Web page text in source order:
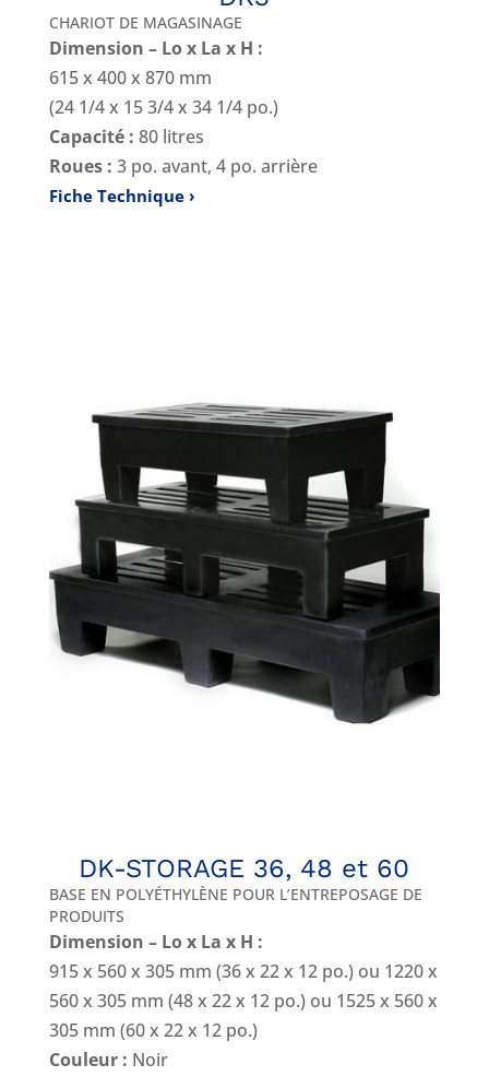
CHARIOT DE MAGASINAGE
Dimension – Lo x La x H :
615 x 400 x 870 mm
(24 1/4 x 15 3/4 x 34 1/4 po.)
Capacité : 80 litres
Roues : 3 po. avant, 4 po. arrière
Fiche Technique
DK-STORAGE 36, 48 et 60
BASE EN POLYÉTHYLÈNE POUR L’ENTREPOSAGE DE
PRODUITS
Dimension – Lo x La x H :
915 x 560 x 305 mm (36 x 22 x 12 po.) ou 1220 x
560 x 305 mm (48 x 22 x 12 po.) ou 1525 x 560 x
305 mm (60 x 22 x 12 po.)
Couleur : Noir